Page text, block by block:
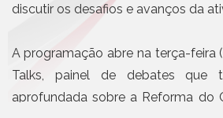
discutir os desafios e avanços da
A programação abre na terça-feira
Talks, painel de debates que
aprofundada sobre a Reforma do